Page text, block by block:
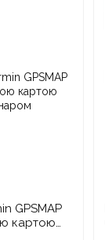
GPSMAP
картою